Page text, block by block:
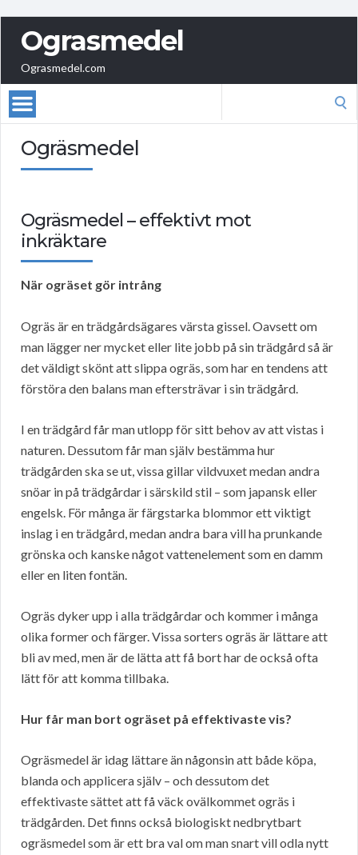
Ograsmedel
Ograsmedel.com
Ogräsmedel
Ogräsmedel – effektivt mot
inkräktare
När ogräset gör intrång
Ogräs är en trädgårdsägares värsta gissel. Oavsett om
man lägger ner mycket eller lite jobb på sin trädgård så är
det väldigt skönt att slippa ogräs, som har en tendens att
förstöra den balans man eftersträvar i sin trädgård.
I en trädgård får man utlopp för sitt behov av att vistas i
naturen. Dessutom får man själv bestämma hur
trädgården ska se ut, vissa gillar vildvuxet medan andra
snöar in på trädgårdar i särskild stil – som japansk eller
engelsk. För många är färgstarka blommor ett viktigt
inslag i en trädgård, medan andra bara vill ha prunkande
grönska och kanske något vattenelement som en damm
eller en liten fontän.
Ogräs dyker upp i alla trädgårdar och kommer i många
olika former och färger. Vissa sorters ogräs är lättare att
bli av med, men är de lätta att få bort har de också ofta
lätt för att komma tillbaka.
Hur får man bort ogräset på effektivaste vis?
Ogräsmedel är idag lättare än någonsin att både köpa,
blanda och applicera själv – och dessutom det
effektivaste sättet att få väck ovälkommet ogräs i
trädgården. Det finns också biologiskt nedbrytbart
ogräsmedel som är ett bra val om man snart vill odla nytt